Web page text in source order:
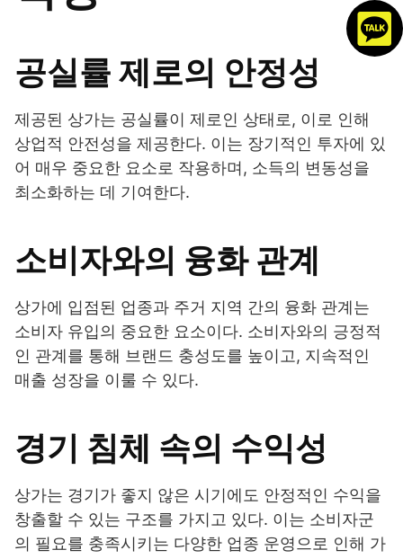
공실률 제로의 안정성
제공된 상가는 공실률이 제로인 상태로, 이로 인해
상업적 안전성을 제공한다. 이는 장기적인 투자에 있
어 매우 중요한 요소로 작용하며, 소득의 변동성을
최소화하는 데 기여한다.
소비자와의 융화 관계
상가에 입점된 업종과 주거 지역 간의 융화 관계는
소비자 유입의 중요한 요소이다. 소비자와의 긍정적
인 관계를 통해 브랜드 충성도를 높이고, 지속적인
매출 성장을 이룰 수 있다.
경기 침체 속의 수익성
상가는 경기가 좋지 않은 시기에도 안정적인 수익을
창출할 수 있는 구조를 가지고 있다. 이는 소비자군
의 필요를 충족시키는 다양한 업종 운영으로 인해 가